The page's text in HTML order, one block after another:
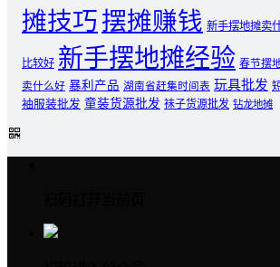
摊技巧摆摊赚钱 新手摆地摊卖
比较好 新手摆地摊经验 春节摆
卖什么好 暴利产品 湖南省赶集时间表 玩具批发
袖服装批发 童装货源批发 袜子货源批发 钻龙地摊